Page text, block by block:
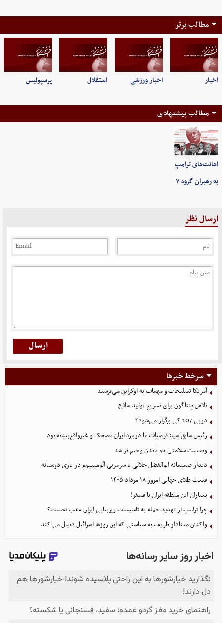
مطالب برتر
اخبار اخبار ورزشی استقلال پرسپولیس
مطالب پیشنهادی
اهانت‌های ترامپ
به رهبران گروه ۷
ارسال نظر
سرخط خبرها
آمریکا تسلیحات و مهمات به اوکراین می‌فرستد
تلاش پنتاگون برای تسریع تولید سلاح
دربی 107 کی برگزار می‌شود؟
رئیس سابق سیا: فرضیات ما درباره ایران مضحک و غیرواقع‌بینانه بود
وضعیت سلامتی جو بایدن وخیم تر شد
دیدار صمیمانه ابوالفضل جلالی با سرمربی آلومینیوم در بازی دوستانه
قیمت طلای جهانی امروز ۱۸ مرداد ۱۴۰۵
بمباران این منطقه ایران با فسفر!
چرا ترامپ از تهدید حمله به تاسیسات زیربنایی ایران عقب نشست؟
واکنش معنادار ظریف به سیاستی که این روزها اسرائیل دنبال می کند